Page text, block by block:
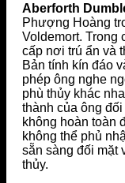
Aberforth
Phượng Hoàng
Voldemort. Trong
cấp nơi trú ẩn và
Bản tính kín đáo
phép ông nghe
phù thủy khác
thành của ông
không hoàn toàn
không thể phủ
sẵn sàng đối mặt
thủy.